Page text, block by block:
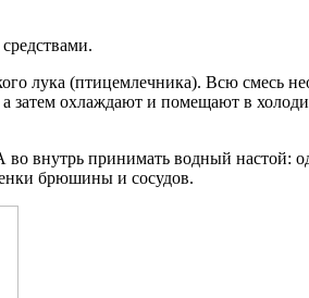
лука (птицемлечника). Всю смесь
а затем охлаждают и помещают в
внутрь принимать водный настой:
брюшины и сосудов.